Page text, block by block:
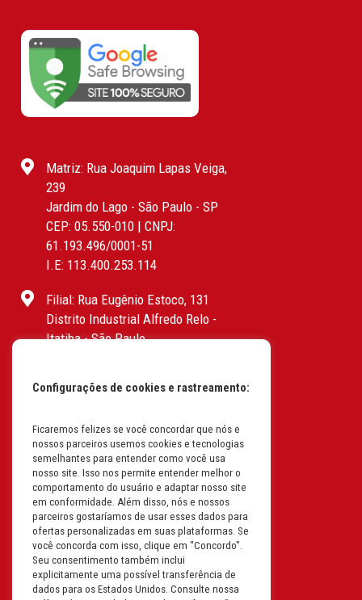
Matriz: Rua Joaquim Lapas Veiga,
239
Jardim do Lago - São Paulo - SP
CEP: 05.550-010 | CNPJ:
61.193.496/0001-51
I.E: 113.400.253.114
Filial: Rua Eugênio Estoco, 131
Distrito Industrial Alfredo Relo -
Itatiba - São Paulo
I.E: 382.096.357.1147
Filial: Av. Odila Chaves Rodrigues,
1277
Parque industrial RM - Condomínio
Therapark - Jundiaí - São Paulo
CEP: 13.213-087 | CNPJ:
61.193.496/0018-08
I.E: 407.642.800.114
Filial: Rua em Projeto G, 728 – Letra A
Configurações de cookies e rastreamento:
Ficaremos felizes se você concordar que nós e
nossos parceiros usemos cookies e tecnologias
semelhantes para entender como você usa
nosso site. Isso nos permite entender melhor o
comportamento do usuário e adaptar nosso site
em conformidade. Além disso, nós e nossos
parceiros gostaríamos de usar esses dados para
ofertas personalizadas em suas plataformas. Se
você concorda com isso, clique em "Concordo".
Seu consentimento também inclui
explicitamente uma possível transferência de
dados para os Estados Unidos. Consulte nossa